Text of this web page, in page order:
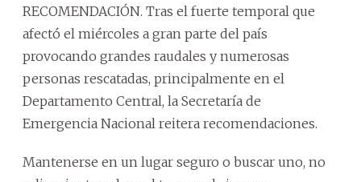
RECOMENDACIÓN. Tras el fuerte temporal que
afectó el miércoles a gran parte del país
provocando grandes raudales y numerosas
personas rescatadas, principalmente en el
Departamento Central, la Secretaría de
Emergencia Nacional reitera recomendaciones.
Mantenerse en un lugar seguro o buscar uno, no